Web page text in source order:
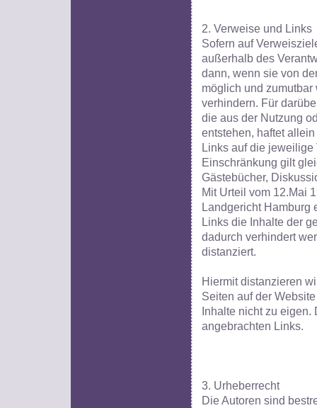
2. Verweise und Links
Sofern auf
außerhalb des
dann, wenn sie von
möglich und
verhindern. Für
die aus der Nutzung
entstehen, haftet
Links auf die
Einschränkung gilt
Gästebücher,
Mit Urteil vom 12.Mai
Landgericht Hamburg
Links die Inhalte der
dadurch verhindert
distanziert.
Hiermit distanzieren
Seiten auf der
Inhalte nicht zu eigen.
angebrachten Links.
3. Urheberrecht
Die Autoren sind